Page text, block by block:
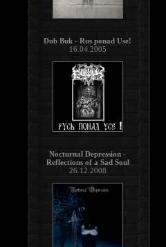
Dub Buk - Rus ponad Use!
16.04.2005
Nocturnal Depression -
Reflections of a Sad Soul
26.12.2008